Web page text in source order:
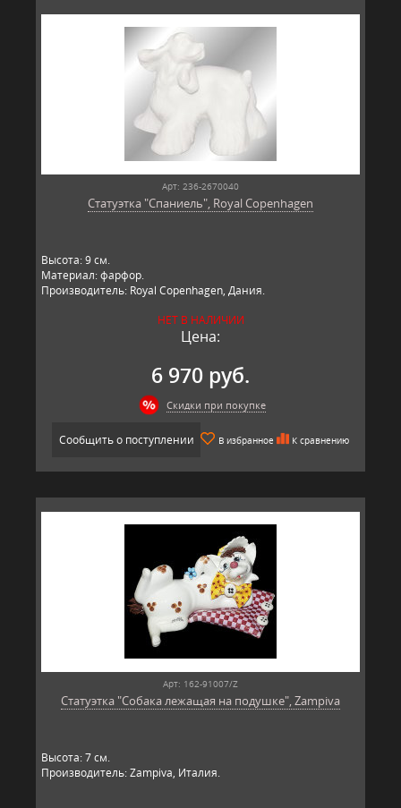
Арт: 236-2670040
Статуэтка "Спаниель", Royal Copenhagen
​Высота: 9​ см.
Материал: фарфор.
Производитель: Royal Copenhagen, Дания.
НЕТ В НАЛИЧИИ
Цена:
6 970 руб.
Скидки при покупке
Сообщить о поступлении В избранное К сравнению
Арт: 162-91007/Z
Статуэтка "Собака лежащая на подушке", Zampiva
Высота: 7 см.
Производитель: Zampiva, Италия.